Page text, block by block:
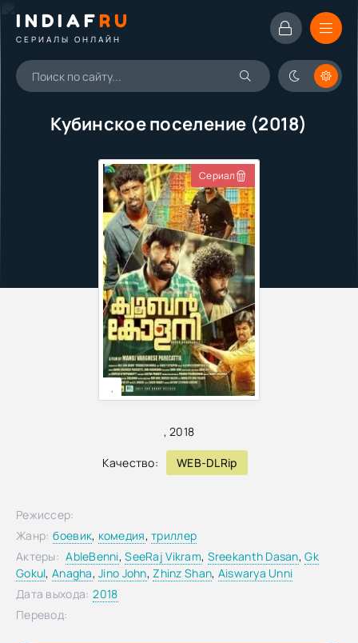
INDIAFRU
СЕРИАЛЫ ОНЛАЙН
Кубинское поселение (2018)
,2018
Качество: WEB-DLRip
Сериал
,
Режиссер:
Жанр: боевик, комедия,триллер
Актеры: AbleBenni,SeeRaj Vikram, Sreekanth Dasan,Gk
Gokul, Anagha,Jino John,Zhinz Shan, Aiswarya Unni
Дата выхода: 2018
Перевод: